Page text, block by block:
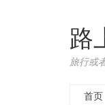
路
旅行或
首页